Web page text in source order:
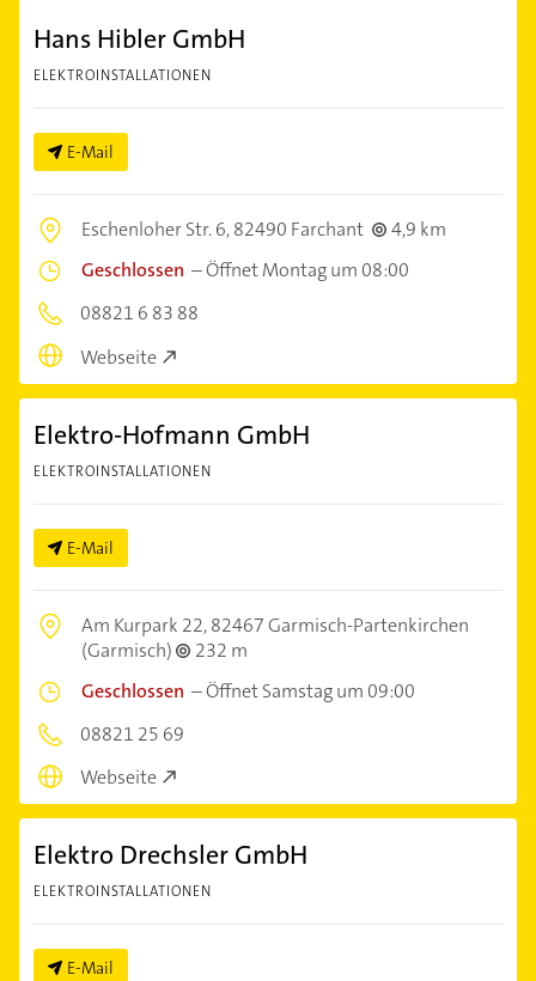
Hans Hibler GmbH
ELEKTROINSTALLATIONEN
E-Mail
Eschenloher Str. 6,82490 Farchant
4,9 km
Geschlossen –Öffnet Montag um 08:00
08821 6 83 88
Webseite
Elektro-Hofmann GmbH
ELEKTROINSTALLATIONEN
E-Mail
Am Kurpark 22,82467 Garmisch-Partenkirchen
(Garmisch)
232 m
Geschlossen –Öffnet Samstag um 09:00
08821 25 69
Webseite
Elektro Drechsler GmbH
ELEKTROINSTALLATIONEN
E-Mail